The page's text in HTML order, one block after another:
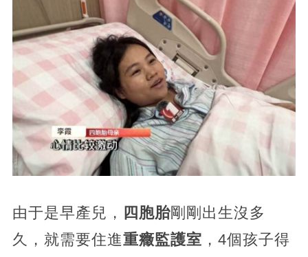
由于是早產兒， 四胞胎剛剛出生沒多
久，就需要住進重癥監護室 ，4個孩子得